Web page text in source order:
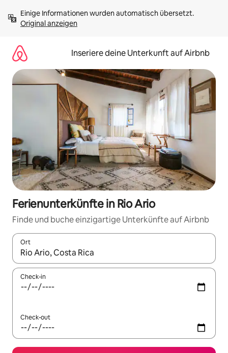
Inhalten
springenOriginal anzeigen
Inseriere deine Unterkunft auf Airbnb
Ferienunterkünfte in Rio Ario
Finde und buche einzigartige Unterkünfte auf Airbnb
Ort
Wenn Ergebnisse verfügbar sind, navigiere mit den
Check-in
Check-out